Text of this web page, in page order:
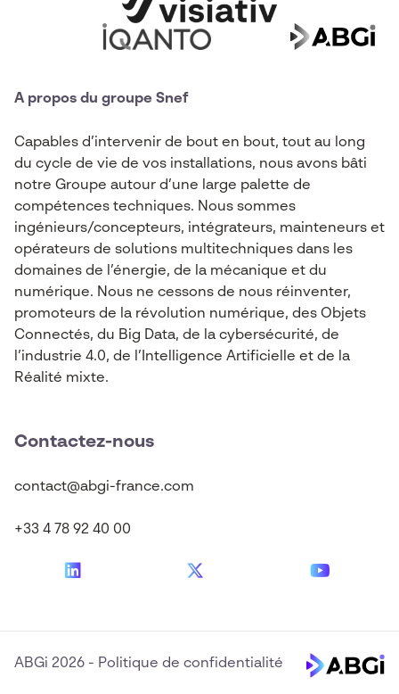
A propos du groupe Snef
Capables d’intervenir de bout en bout, tout au long
du cycle de vie de vos installations, nous avons bâti
notre Groupe autour d’une large palette de
compétences techniques. Nous sommes
ingénieurs/concepteurs, intégrateurs, mainteneurs et
opérateurs de solutions multitechniques dans les
domaines de l’énergie, de la mécanique et du
numérique. Nous ne cessons de nous réinventer,
promoteurs de la révolution numérique, des Objets
Connectés, du Big Data, de la cybersécurité, de
l’industrie 4.0, de l’Intelligence Artificielle et de la
Réalité mixte.
Contactez-nous
contact@abgi-france.com
+33 4 78 92 40 00
ABGi 2026 - Politique de confidentialité